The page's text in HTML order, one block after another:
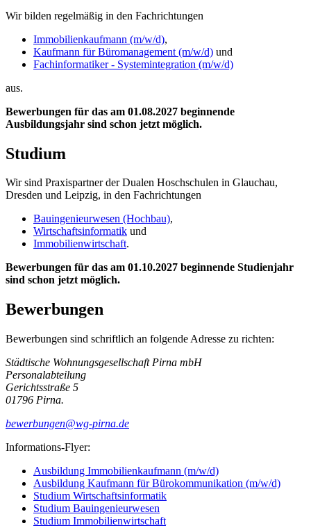
Wir bilden regelmäßig in den Fachrichtungen
Immobilienkaufmann (m/w/d),
Kaufmann für Büromanagement (m/w/d) und
Fachinformatiker - Systemintegration (m/w/d)
aus.
Bewerbungen für das am 01.08.2027 beginnende
Ausbildungsjahr sind schon jetzt möglich.
Studium
Wir sind Praxispartner der Dualen Hoschschulen in Glauchau,
Dresden und Leipzig, in den Fachrichtungen
Bauingenieurwesen (Hochbau),
Wirtschaftsinformatik und
Immobilienwirtschaft.
Bewerbungen für das am 01.10.2027 beginnende Studienjahr
sind schon jetzt möglich.
Bewerbungen
Bewerbungen sind schriftlich an folgende Adresse zu richten:
Städtische Wohnungsgesellschaft Pirna mbH
Personalabteilung
Gerichtsstraße 5
01796 Pirna.
bewerbungen@wg-pirna.de
Informations-Flyer:
Ausbildung Immobilienkaufmann (m/w/d)
Ausbildung Kaufmann für Bürokommunikation (m/w/d)
Studium Wirtschaftsinformatik
Studium Bauingenieurwesen
Studium Immobilienwirtschaft